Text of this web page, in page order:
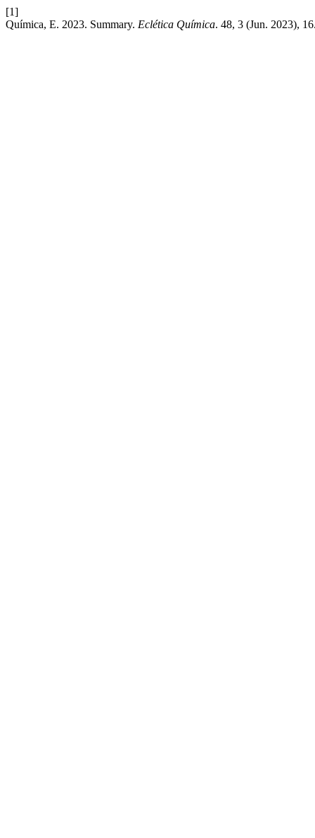
[1]
Química, E. 2023. Summary. Eclética Química. 48, 3 (Jun. 2023),